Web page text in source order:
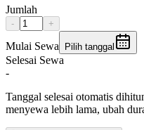
Jumlah
- +
Mulai Sewa Pilih tanggal
Selesai Sewa
-
Tanggal selesai otomatis
menyewa lebih lama, ubah